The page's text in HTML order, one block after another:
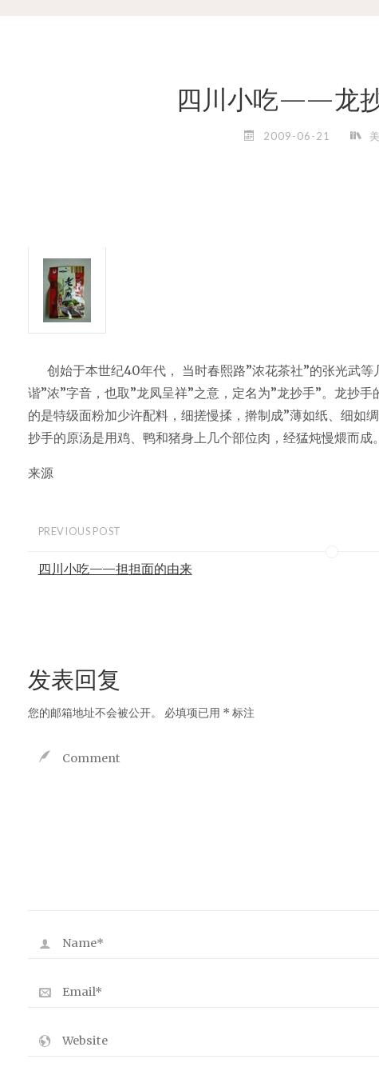
四川小吃——龙
2009-06-21
创始于本世纪40年代， 当时春熙路”浓花茶社”的张光武等
谐”浓”字音，也取”龙凤呈祥”之意，定名为”龙抄手”。龙抄
的是特级面粉加少许配料，细搓慢揉，擀制成”薄如纸、细如
抄手的原汤是用鸡、鸭和猪身上几个部位肉，经猛炖慢煨而成
来源
PREVIOUS POST
四川小吃——担担面的由来
发表回复
您的邮箱地址不会被公开。 必填项已用 * 标注